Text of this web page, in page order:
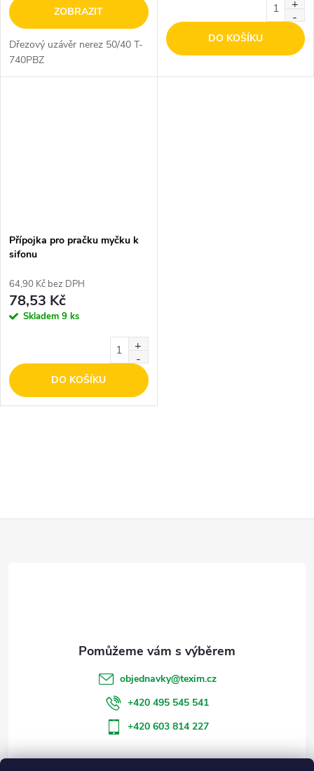
ZOBRAZIT
Dřezový uzávěr nerez 50/40 T-
740PBZ
DO KOŠÍKU
Přípojka pro pračku myčku k
sifonu
64,90 Kč bez DPH
78,53 Kč
Skladem 9 ks
DO KOŠÍKU
k
objednavky@texim.cz
+420 495 545 541
+420 603 814 227